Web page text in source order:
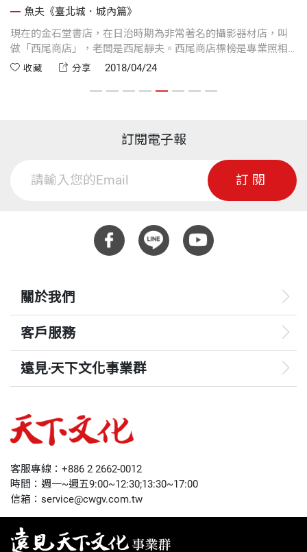
魚夫《臺北城．城內篇》
現在的金石堂書店，在日治時期為非常著名的攝影器材店，叫
做「西尾商店」，老闆是西尾靜夫。西尾商店標榜是專業照相
機病院，凡相機生病，保證「入院隨時，退院迅速」。
收藏 分享 2018/04/24
訂閱電子報
訂閱
關於我們
客戶服務
遠見‧天下文化事業群
哈佛商業評論
50+
領導影響力學院
1號課堂
客服專線：+886 2 2662-0012
時間：週一~週五9:00~12:30;13:30~17:00
信箱：service@cwgv.com.tw